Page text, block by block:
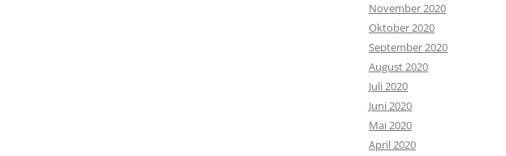
November 2020
Oktober 2020
September 2020
August 2020
Juli 2020
Juni 2020
Mai 2020
April 2020